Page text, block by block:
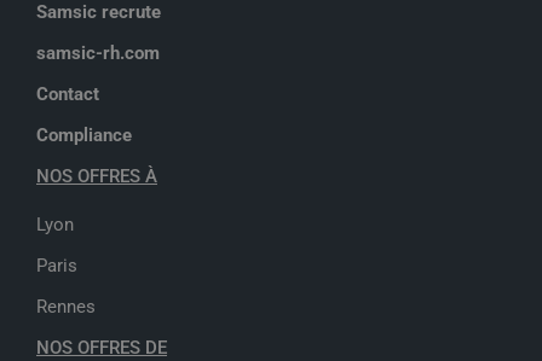
Samsic recrute
samsic-rh.com
Contact
Compliance
NOS OFFRES À
Lyon
Paris
Rennes
NOS OFFRES DE